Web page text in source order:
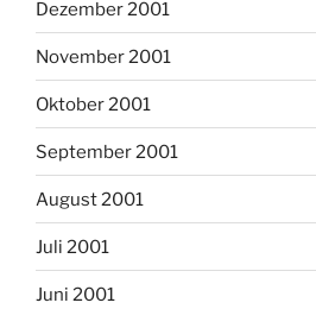
Dezember 2001
November 2001
Oktober 2001
September 2001
August 2001
Juli 2001
Juni 2001